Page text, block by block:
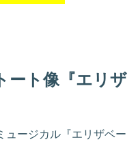
ート像『エリザ
ュージカル『エリザベー